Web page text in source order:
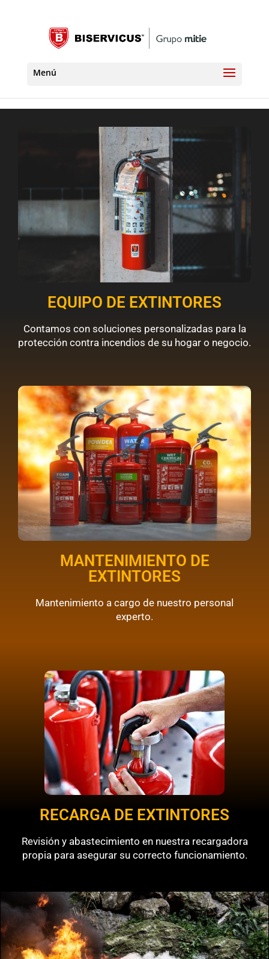
EQUIPO DE EXTINTORES
Contamos con soluciones personalizadas para la
protección contra incendios de su hogar o negocio.
MANTENIMIENTO DE
EXTINTORES
Mantenimiento a cargo de nuestro personal
experto.
RECARGA DE EXTINTORES
Revisión y abastecimiento en nuestra recargadora
propia para asegurar su correcto funcionamiento.